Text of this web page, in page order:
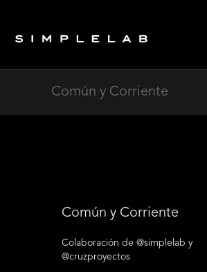
Común y Corriente
Común y Corriente
Colaboración de @simplelab y
@cruzproyectos